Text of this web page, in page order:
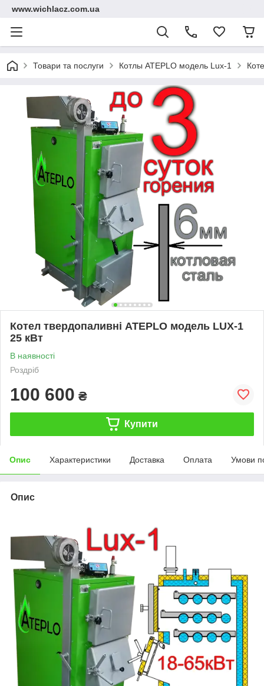
www.wichlacz.com.ua
Товари та послуги Котлы ATEPLO модель Lux-1
Котел твердопаливні ATEPLO модель LUX-1
25 кВт
В наявності
Роздріб
100 600 ₴
Купити
Опис Характеристики Доставка Оплата Умови
Опис